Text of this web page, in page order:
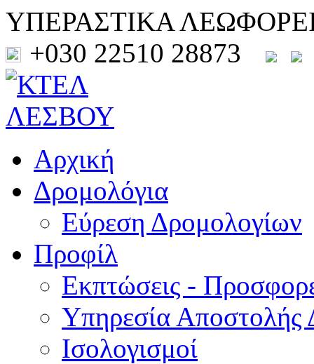
ΥΠΕΡΑΣΤΙΚΑ
+030 22510 28873
Αρχική
Δρομολόγια
Εύρεση Δρομολογίων
Προφίλ
Εκπτώσεις -
Υπηρεσία Αποστολής
Ισολογισμοί